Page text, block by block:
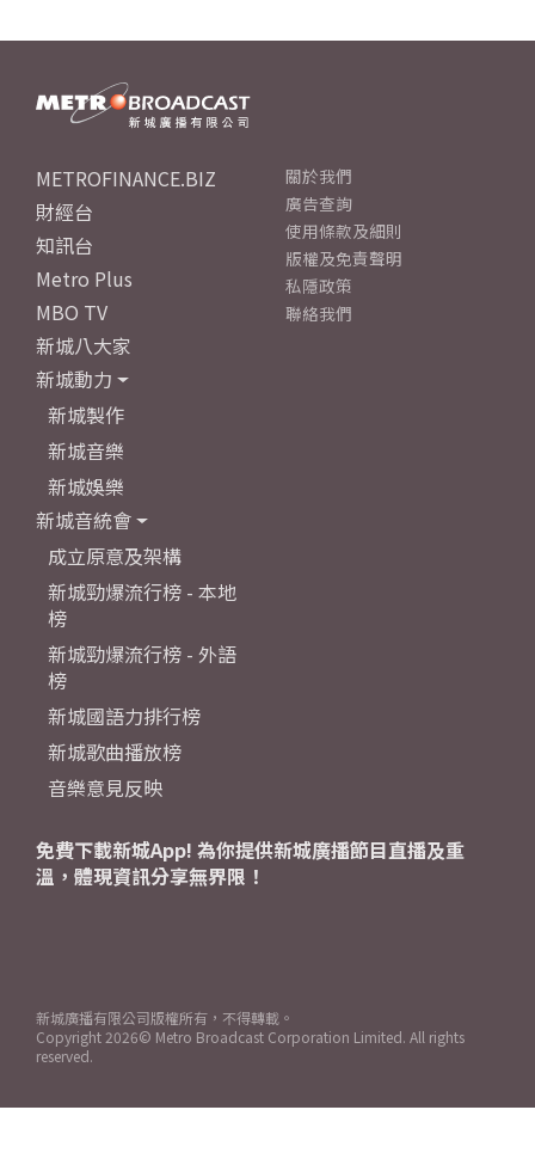
METROFINANCE.BIZ
財經台
知訊台
Metro Plus
MBO TV
新城八大家
新城動力
新城製作
新城音樂
新城娛樂
新城音統會
成立原意及架構
新城勁爆流行榜 - 本地
榜
新城勁爆流行榜 - 外語
榜
新城國語力排行榜
新城歌曲播放榜
音樂意見反映
關於我們
廣告查詢
使用條款及細則
版權及免責聲明
私隱政策
聯絡我們
免費下載新城App! 為你提供新城廣播節目直播及重
溫，體現資訊分享無界限！
新城廣播有限公司版權所有，不得轉載。
Copyright 2026© Metro Broadcast Corporation Limited. All rights
reserved.